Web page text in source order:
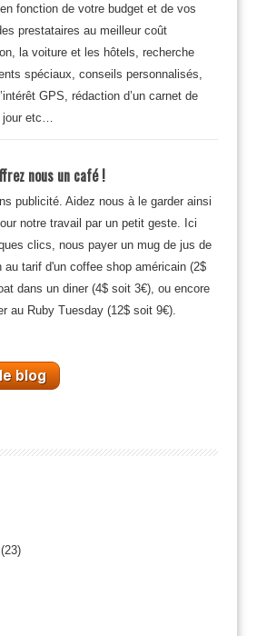
fonction de votre budget et de vos
prestataires au meilleur coût
la voiture et les hôtels, recherche
spéciaux, conseils personnalisés,
GPS, rédaction d’un carnet de
etc…
nous un café !
publicité. Aidez nous à le garder ainsi
notre travail par un petit geste. Ici
clics, nous payer un mug de jus de
tarif d'un coffee shop américain (2$
dans un diner (4$ soit 3€), ou encore
au Ruby Tuesday (12$ soit 9€).